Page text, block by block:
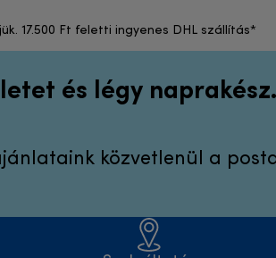
17.500 Ft feletti ingyenes DHL szállítás*
és légy naprakész.
közvetlenül a